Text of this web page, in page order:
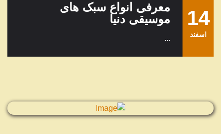
14
اسفند
معرفی انواع سبک های
موسیقی دنیا
...
اسفند